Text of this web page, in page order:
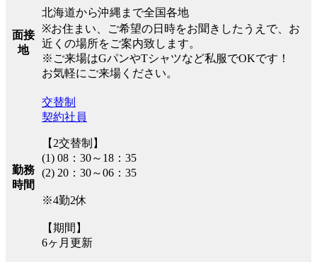
面接
地
北海道から沖縄まで全国各地
※お住まい、ご希望の日時をお聞きしたうえで、お
近くの場所をご案内致します。
※ご来場はGパンやTシャツなど私服でOKです！
お気軽にご来場ください。
勤務
時間
交替制
契約社員
【2交替制】
(1) 08：30～18：35
(2) 20：30～06：35
※4勤2休
【期間】
6ヶ月更新